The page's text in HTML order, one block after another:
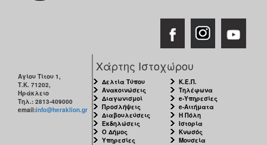
Αγίου Τίτου 1,
Τ.Κ. 71202,
Ηράκλειο
Τηλ.: 2813-409000
email:info@heraklion.gr
Χάρτης Ιστοχώρου
Δελτία Τύπου
Ανακοινώσεις
Διαγωνισμοί
Προσλήψεις
Διαβουλεύσεις
Εκδηλώσεις
Ο Δήμος
Υπηρεσίες
Κ.Ε.Π.
Τηλέφωνα
e-Υπηρεσίες
e-Αιτήματα
Η Πόλη
Ιστορία
Κνωσός
Μουσεία